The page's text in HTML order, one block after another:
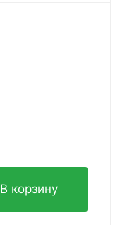
В корзину